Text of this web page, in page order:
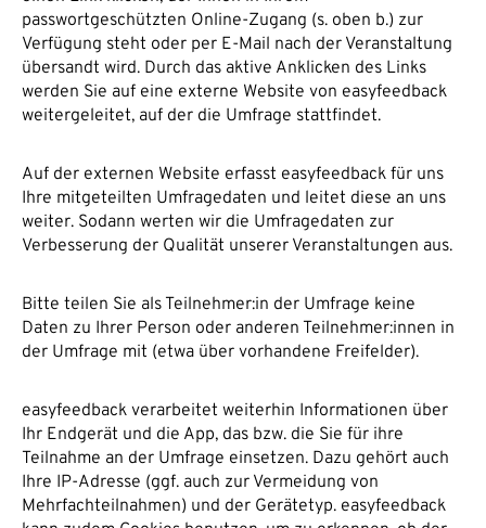
passwortgeschützten Online-Zugang (s. oben b.) zur
Verfügung steht oder per E-Mail nach der Veranstaltung
übersandt wird. Durch das aktive Anklicken des Links
werden Sie auf eine externe Website von easyfeedback
weitergeleitet, auf der die Umfrage stattfindet.
Auf der externen Website erfasst easyfeedback für uns
Ihre mitgeteilten Umfragedaten und leitet diese an uns
weiter. Sodann werten wir die Umfragedaten zur
Verbesserung der Qualität unserer Veranstaltungen aus.
Bitte teilen Sie als Teilnehmer:in der Umfrage keine
Daten zu Ihrer Person oder anderen Teilnehmer:innen in
der Umfrage mit (etwa über vorhandene Freifelder).
easyfeedback verarbeitet weiterhin Informationen über
Ihr Endgerät und die App, das bzw. die Sie für ihre
Teilnahme an der Umfrage einsetzen. Dazu gehört auch
Ihre IP-Adresse (ggf. auch zur Vermeidung von
Mehrfachteilnahmen) und der Gerätetyp. easyfeedback